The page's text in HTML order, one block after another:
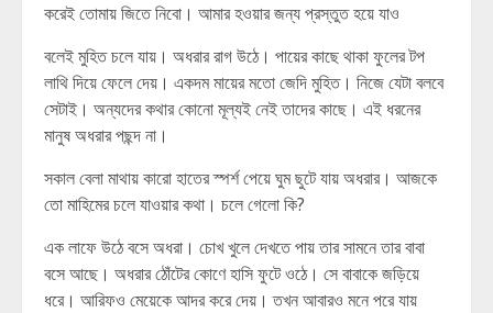
করেই তোমায় জিতে নিবো। আমার হওয়ার জন্য প্রস্তুত হয়ে যাও
বলেই মুহিত চলে যায়। অধরার রাগ উঠে। পায়ের কাছে থাকা ফুলের টপ
লাথি দিয়ে ফেলে দেয়। একদম মায়ের মতো জেদি মুহিত। নিজে যেটা বলবে
সেটাই। অন্যদের কথার কোনো মূল্যই নেই তাদের কাছে। এই ধরনের
মানুষ অধরার পছন্দ না।
সকাল বেলা মাথায় কারো হাতের স্পর্শ পেয়ে ঘুম ছুটে যায় অধরার। আজকে
তো মাহিমের চলে যাওয়ার কথা। চলে গেলো কি?
এক লাফে উঠে বসে অধরা। চোখ খুলে দেখতে পায় তার সামনে তার বাবা
বসে আছে। অধরার ঠোঁটের কোণে হাসি ফুটে ওঠে। সে বাবাকে জড়িয়ে
ধরে। আরিফও মেয়েকে আদর করে দেয়। তখন আবারও মনে পরে যায়